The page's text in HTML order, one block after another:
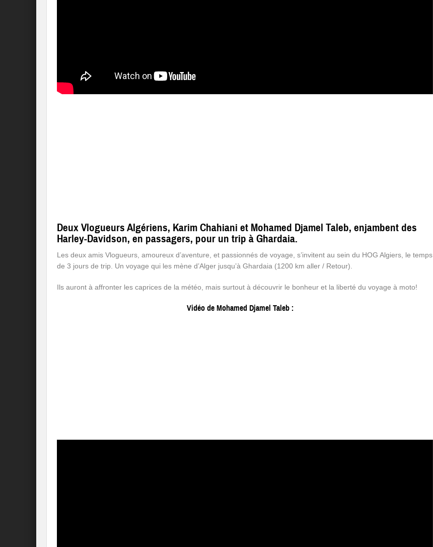
Deux Vlogueurs Algériens, Karim Chahiani et Mohamed Djamel Taleb, enjambent des
Harley-Davidson, en passagers, pour un trip à Ghardaia.
Les deux amis Vlogueurs, amoureux d’aventure, et passionnés de voyage, s’invitent au sein du HOG Algiers, le temps
de 3 jours de trip. Un voyage qui les mène d’Alger jusqu’à Ghardaia (1200 km aller / Retour).
Ils auront à affronter les caprices de la météo, mais surtout à découvrir le bonheur et la liberté du voyage à moto!
Vidéo de Mohamed Djamel Taleb :